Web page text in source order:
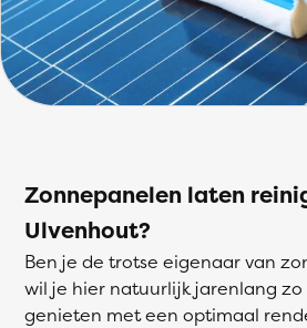
Zonnepanelen laten
Ulvenhout?
Ben je de trotse eigenaar van
wil je hier natuurlijk jarenlang
genieten met een optimaal